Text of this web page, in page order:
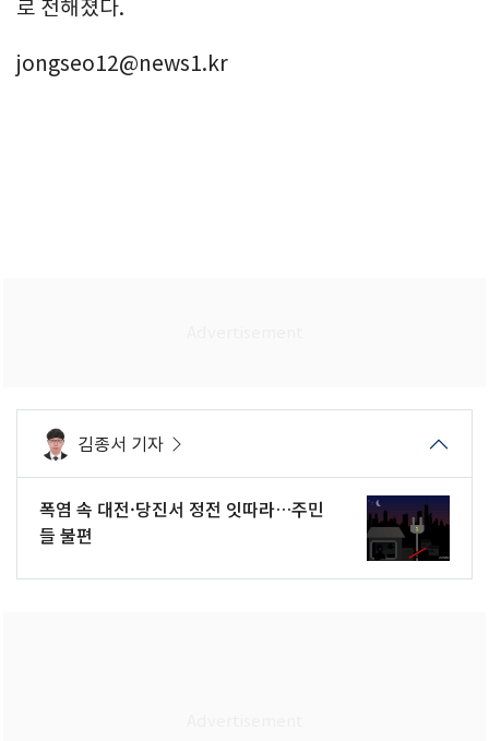
로 전해졌다.
jongseo12@news1.kr
김종서 기자
폭염 속 대전·당진서 정전 잇따라…주민
들 불편